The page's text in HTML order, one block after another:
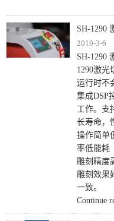
SH-1290
2019-3-6
SH-1290
1290激光
运行时不
集成DSP
工作。支
长寿命，
操作简单
率低能耗
雕刻精度
雕刻效果
一致。
Continue